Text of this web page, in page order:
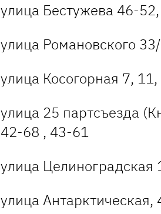
улица Бестужева 46-
улица Романовского
улица Косогорная 7, 11,
улица 25 партсъезда
42-68 , 43-61
улица Целиноградская
улица